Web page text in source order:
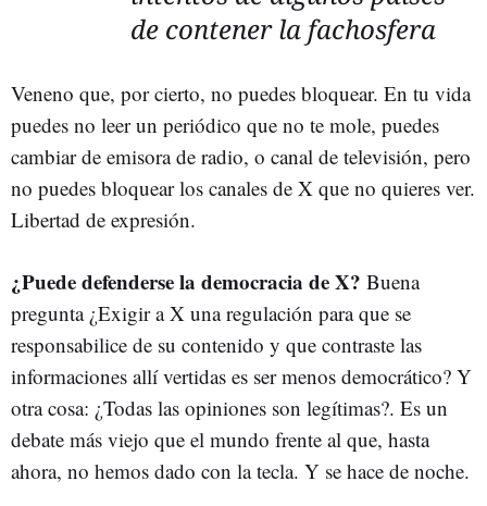
de contener la fachosfera
Veneno que, por cierto, no puedes bloquear. En tu vida
puedes no leer un periódico que no te mole, puedes
cambiar de emisora de radio, o canal de televisión, pero
no puedes bloquear los canales de X que no quieres ver.
Libertad de expresión.
¿Puede defenderse la democracia de X? Buena
pregunta ¿Exigir a X una regulación para que se
responsabilice de su contenido y que contraste las
informaciones allí vertidas es ser menos democrático? Y
otra cosa: ¿Todas las opiniones son legítimas?. Es un
debate más viejo que el mundo frente al que, hasta
ahora, no hemos dado con la tecla. Y se hace de noche.